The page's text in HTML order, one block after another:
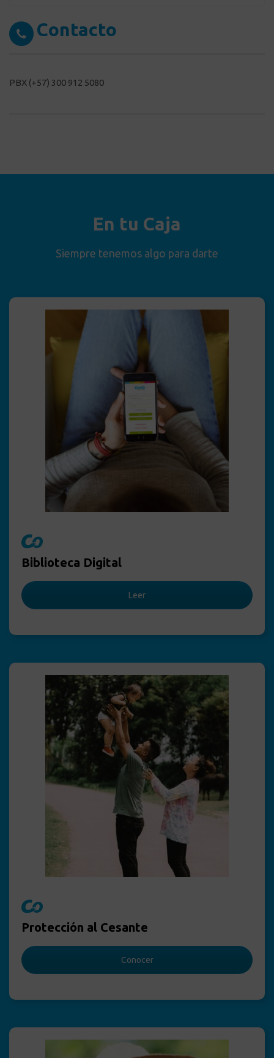
Contacto
PBX (+57) 300 912 5080
En tu Caja
Siempre tenemos algo para darte
Biblioteca Digital
Leer
Protección al Cesante
Conocer